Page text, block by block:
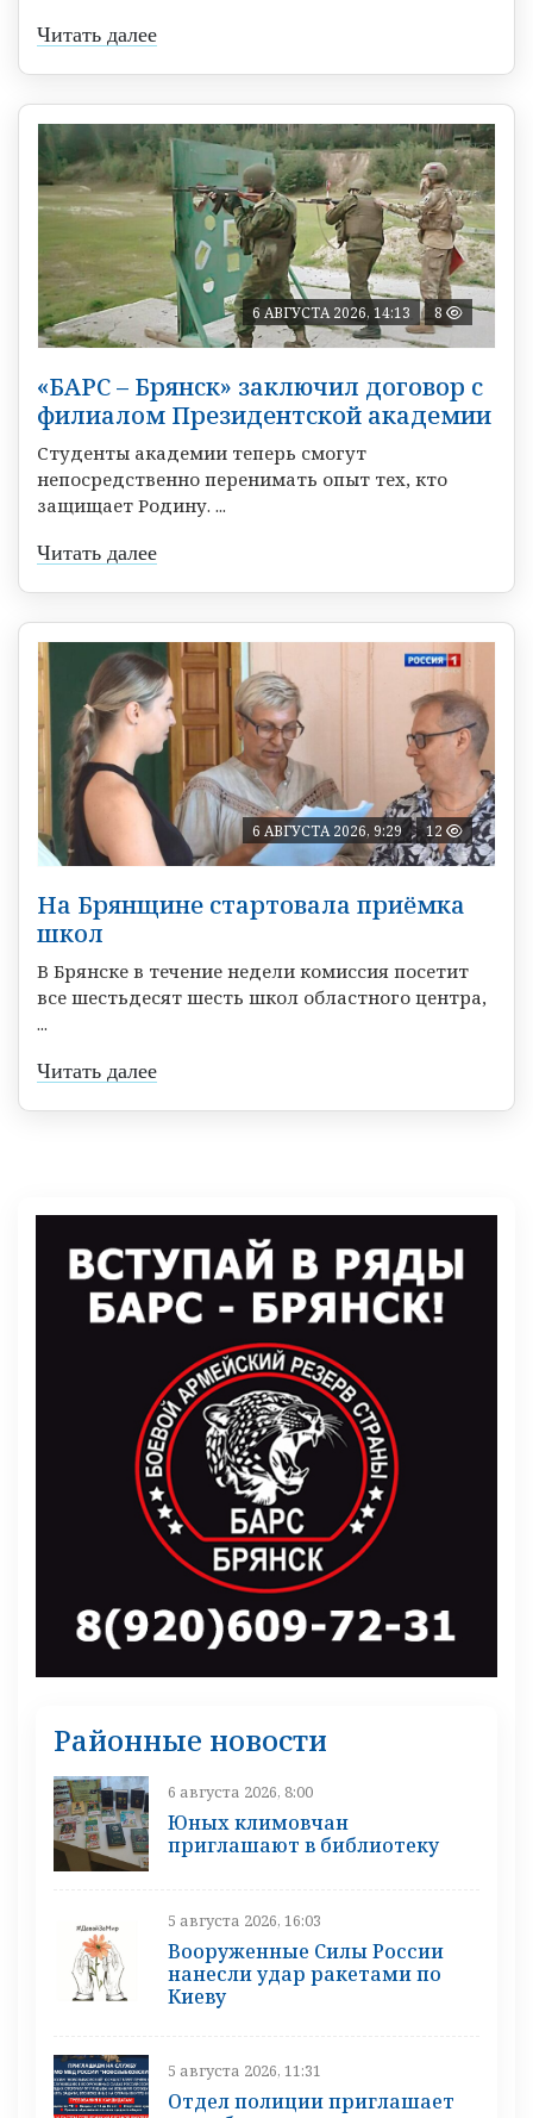
Читать далее
6 АВГУСТА 2026, 14:13 8
«БАРС – Брянск» заключил договор с
филиалом Президентской академии
Студенты академии теперь смогут
непосредственно перенимать опыт тех, кто
защищает Родину. ...
Читать далее
6 АВГУСТА 2026, 9:29 12
На Брянщине стартовала приёмка
школ
В Брянске в течение недели комиссия посетит
все шестьдесят шесть школ областного центра,
...
Читать далее
Районные новости
6 августа 2026, 8:00
Юных климовчан
приглашают в библиотеку
5 августа 2026, 16:03
Вооруженные Силы России
нанесли удар ракетами по
Киеву
5 августа 2026, 11:31
Отдел полиции приглашает